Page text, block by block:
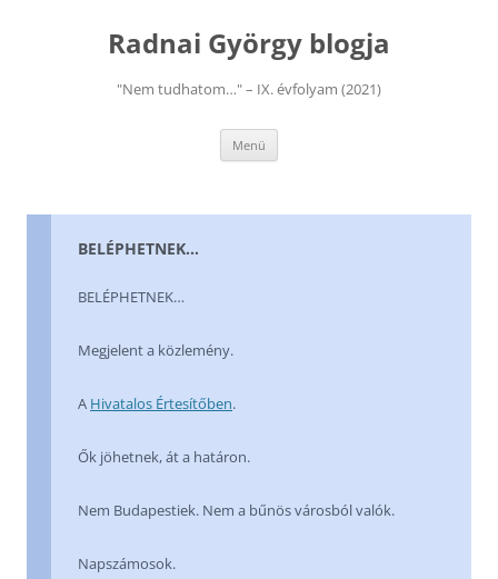
Radnai György blogja
"Nem tudhatom…" – IX. évfolyam (2021)
Menü
BELÉPHETNEK…
BELÉPHETNEK…
Megjelent a közlemény.
A Hivatalos Értesítőben.
Ők jöhetnek, át a határon.
Nem Budapestiek. Nem a bűnös városból valók.
Napszámosok.